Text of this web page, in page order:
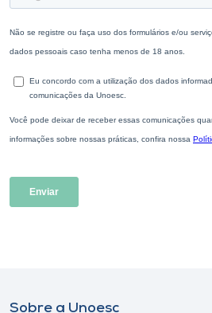
Sobre a Unoesc